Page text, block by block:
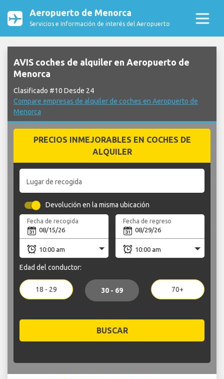
Aeropuerto de Menorca
Servicios e Información de interés del Aeropuerto
AVIS coches de alquiler en Aeropuerto de
Menorca
Clasificado #10 Desde 24
Compare empresas de alquiler de coches en Aeropuerto de
Menorca
PRECIOS INMEJORABLES EN COCHES DE
ALQUILER
Lugar de recogida
Devolución en la misma ubicación
Fecha de recogida Fecha de regreso
Edad del conductor:
18 - 29 30 - 69 70+
BUSCAR